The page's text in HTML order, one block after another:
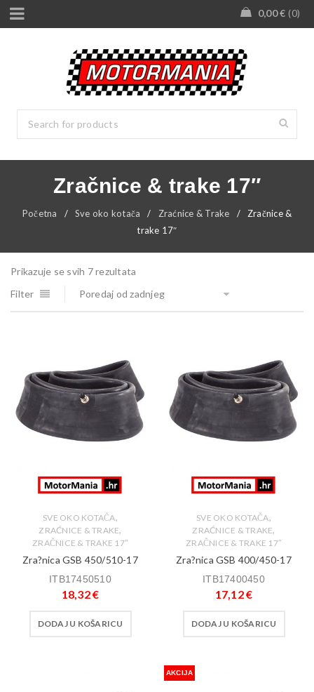
0,00€ 0
Zračnice & trake 17″
Početna / Sve oko kotača / Zraćnice & Trake /
Zračnice &
trake 17″
Prikazuje se svih 7 rezultata
Filter
Poredaj od zadnjeg
SVE OKO KOTAČA,
ZRAĆNICE & TRAKE,
ZRAČNICE & TRAKE 17″
Zra?nica GSB 450/510-17
ITB17450510
18,32€
DODAJ U KOŠARICU
SVE OKO KOTAČA,
ZRAĆNICE & TRAKE,
ZRAČNICE & TRAKE 17″
Zra?nica GSB 400/450-17
ITB17400450
17,12€
DODAJ U KOŠARICU
AKCIJA